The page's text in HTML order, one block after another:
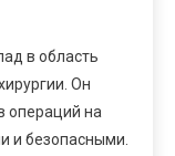
в область
Он
операций на
и безопасными.